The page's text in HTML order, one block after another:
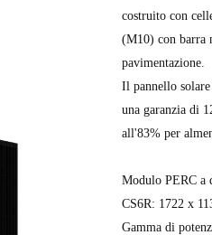
costruito con
(M10) con barra
pavimentazione.
Il pannello
una garanzia di
all'83% per
Modulo PERC a
CS6R: 1722 x
Gamma di